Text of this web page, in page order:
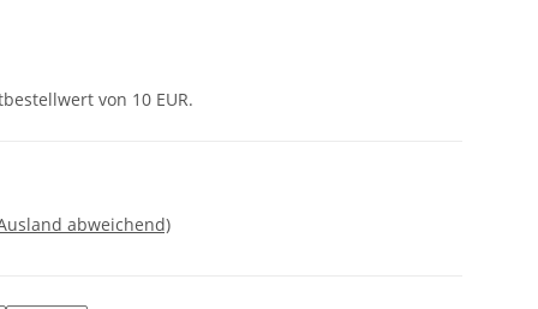
von 10 EUR.
abweichend)